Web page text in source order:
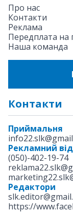
Про нас
Контакти
Реклама
Передплата на
Наша команда
Контакти
Приймальня
Рекламний
(050)-402-19-74
Редактори
https://